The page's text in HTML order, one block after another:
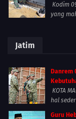
Kodim
yang
Jatim
Danrem
KOTA
hal
Guru